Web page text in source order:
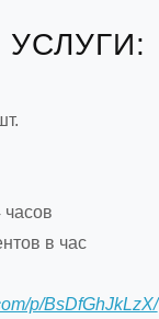
часов
в час
p/BsDfGhJkLzX/